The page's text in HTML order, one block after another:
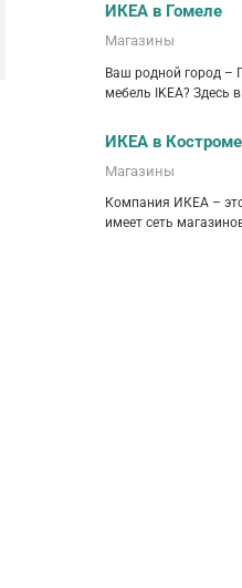
ИКЕА в Гомеле
Магазины
Ваш родной город –
мебель IKEA? Здесь
ИКЕА в Костроме
Магазины
Компания ИКЕА –
имеет сеть